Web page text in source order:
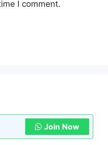
I comment.
Join Now